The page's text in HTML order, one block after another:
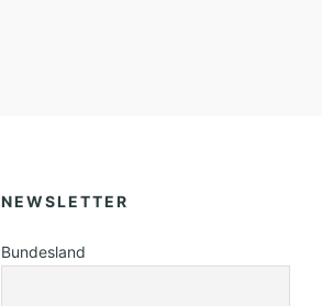
NEWSLETTER
Bundesland